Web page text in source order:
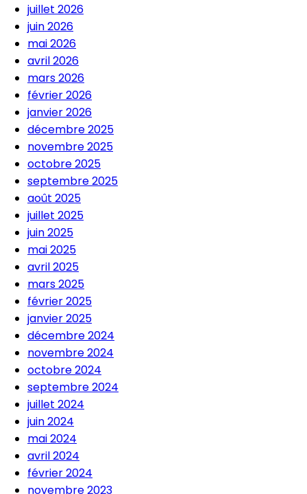
juillet 2026
juin 2026
mai 2026
avril 2026
mars 2026
février 2026
janvier 2026
décembre 2025
novembre 2025
octobre 2025
septembre 2025
août 2025
juillet 2025
juin 2025
mai 2025
avril 2025
mars 2025
février 2025
janvier 2025
décembre 2024
novembre 2024
octobre 2024
septembre 2024
juillet 2024
juin 2024
mai 2024
avril 2024
février 2024
novembre 2023